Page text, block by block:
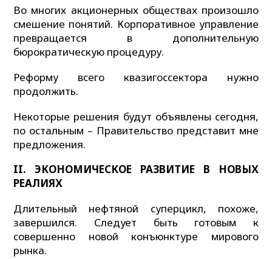
Во многих акционерных обществах произошло
смешение понятий. Корпоративное управление
превращается в дополнительную
бюрократическую процедуру.
Реформу всего квазигоссектора нужно
продолжить.
Некоторые решения будут объявлены сегодня,
по остальным – Правительство представит мне
предложения.
II. ЭКОНОМИЧЕСКОЕ РАЗВИТИЕ В НОВЫХ
РЕАЛИЯХ
Длительный нефтяной суперцикл, похоже,
завершился. Следует быть готовым к
совершенно новой конъюнктуре мирового
рынка.